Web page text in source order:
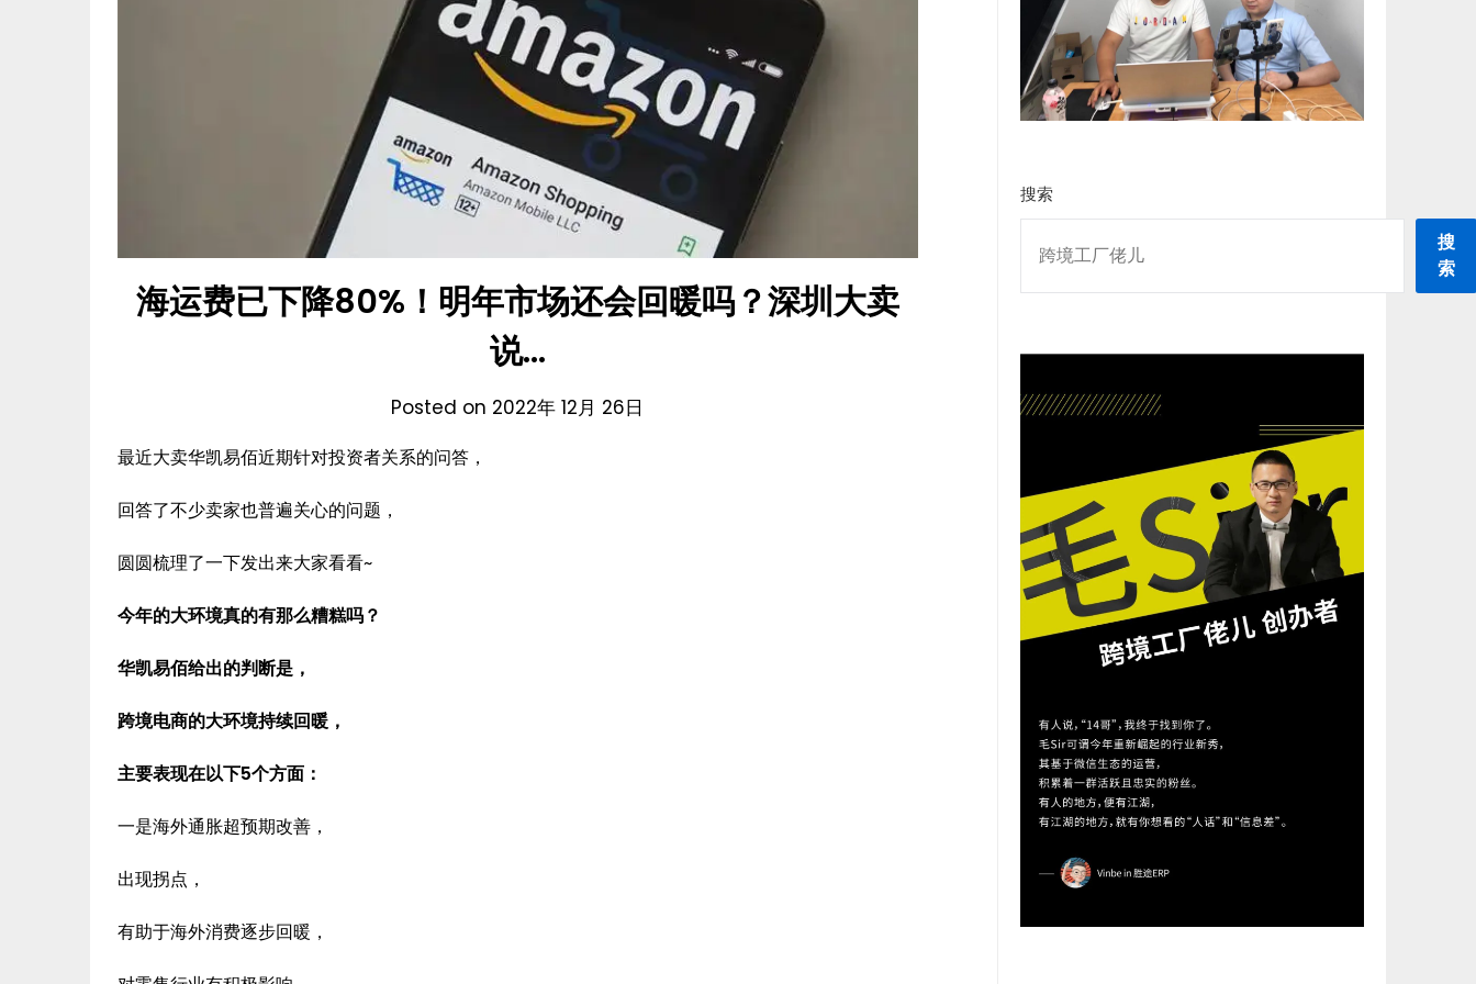
海运费已下降80%！明年市场还会回暖吗？深圳大卖
说…
Posted on 2022年 12月 26日
最近大卖华凯易佰近期针对投资者关系的问答，
回答了不少卖家也普遍关心的问题，
圆圆梳理了一下发出来大家看看~
今年的大环境真的有那么糟糕吗？
华凯易佰给出的判断是，
跨境电商的大环境持续回暖，
主要表现在以下5个方面：
一是海外通胀超预期改善，
出现拐点，
有助于海外消费逐步回暖，
搜索
搜
索